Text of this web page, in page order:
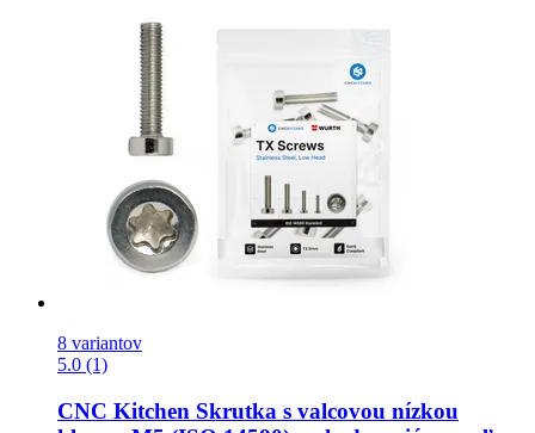
8 variantov
5.0 (1)
CNC Kitchen Skrutka s valcovou nízkou